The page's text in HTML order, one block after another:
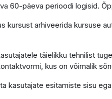
60-päeva perioodi logisid.
kursust arhiveerida kursuse
täielikku tehnilist
kus on võimalik
kasutajate esitamiste sisu